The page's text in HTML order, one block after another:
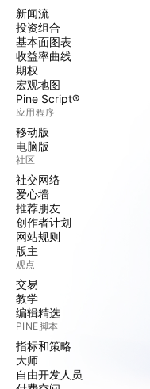
新闻流
投资组合
基本面图表
收益率曲线
期权
宏观地图
Pine Script®
应用程序
移动版
电脑版
社区
社交网络
爱心墙
推荐朋友
创作者计划
网站规则
版主
观点
交易
教学
编辑精选
PINE脚本
指标和策略
大师
自由开发人员